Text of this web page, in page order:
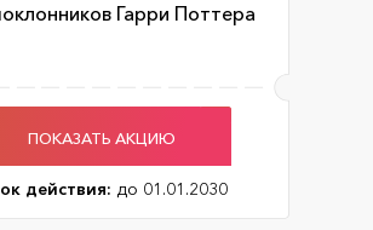
Гарри Поттера
ПОКАЗАТЬ АКЦИЮ
действия: до 01.01.2030